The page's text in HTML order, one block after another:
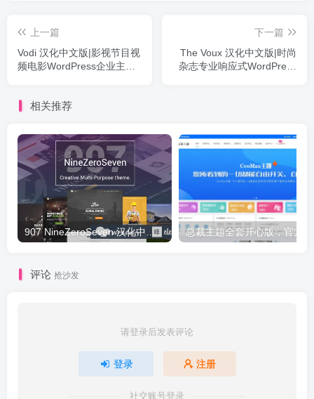
上一篇
Vodi 汉化中文版|影视节目视
频电影WordPress企业主题
下一篇
The Voux 汉化中文版|时尚
杂志专业响应式WordPress
相关推荐
907 NineZeroSeven 汉化中文版|多用途多功能企业WordPress主题下载
评论 抢沙发
请登录后发表评论
登录 注册
社交账号登录